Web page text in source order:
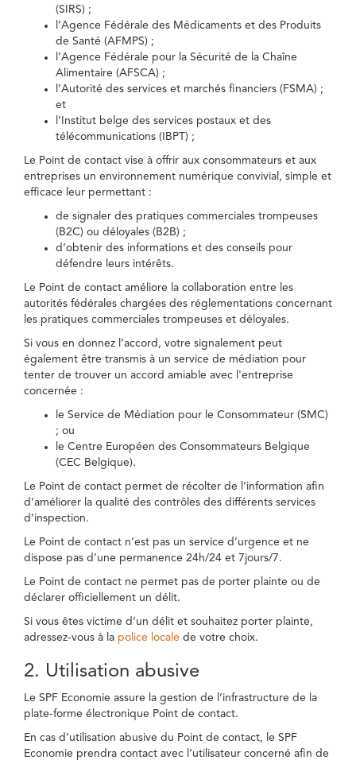
(SIRS) ;
l’Agence Fédérale des Médicaments et des Produits
de Santé (AFMPS) ;
l’Agence Fédérale pour la Sécurité de la Chaîne
Alimentaire (AFSCA) ;
l’Autorité des services et marchés financiers (FSMA) ;
et
l’Institut belge des services postaux et des
télécommunications (IBPT) ;
Le Point de contact vise à offrir aux consommateurs et aux
entreprises un environnement numérique convivial, simple et
efficace leur permettant :
de signaler des pratiques commerciales trompeuses
(B2C) ou déloyales (B2B) ;
d’obtenir des informations et des conseils pour
défendre leurs intérêts.
Le Point de contact améliore la collaboration entre les
autorités fédérales chargées des réglementations concernant
les pratiques commerciales trompeuses et déloyales.
Si vous en donnez l’accord, votre signalement peut
également être transmis à un service de médiation pour
tenter de trouver un accord amiable avec l'entreprise
concernée :
le Service de Médiation pour le Consommateur (SMC)
; ou
le Centre Européen des Consommateurs Belgique
(CEC Belgique).
Le Point de contact permet de récolter de l’information afin
d’améliorer la qualité des contrôles des différents services
d’inspection.
Le Point de contact n’est pas un service d’urgence et ne
dispose pas d’une permanence 24h/24 et 7jours/7.
Le Point de contact ne permet pas de porter plainte ou de
déclarer officiellement un délit.
Si vous êtes victime d’un délit et souhaitez porter plainte,
adressez-vous à la police locale de votre choix.
2. Utilisation abusive
Le SPF Economie assure la gestion de l’infrastructure de la
plate-forme électronique Point de contact.
En cas d’utilisation abusive du Point de contact, le SPF
Economie prendra contact avec l’utilisateur concerné afin de